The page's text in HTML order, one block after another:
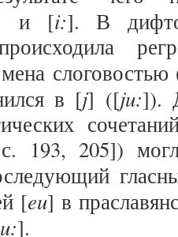
и [i:]. В
слоговостью
в [j] ([ju:]).
193, 205])
[eu] в
u:].